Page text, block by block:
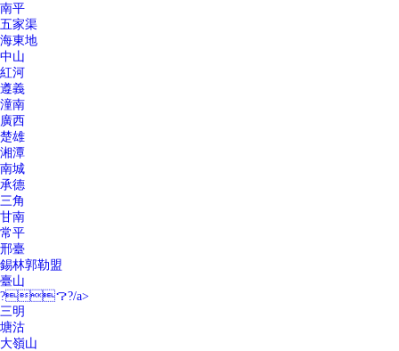
南平
五家渠
海東地
中山
紅河
遵義
潼南
廣西
楚雄
湘潭
南城
承德
三角
甘南
常平
邢臺
錫林郭勒盟
臺山
?？?/a>
三明
塘沽
大嶺山